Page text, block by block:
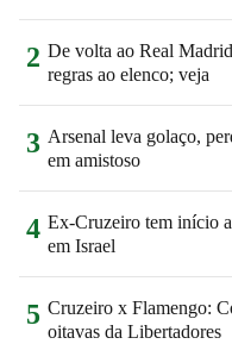
2 De volta ao Real
regras ao elenco; veja
3 Arsenal leva golaço,
em amistoso
4 Ex-Cruzeiro tem início
em Israel
5 Cruzeiro x Flamengo:
oitavas da Libertadores